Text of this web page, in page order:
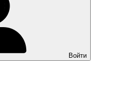
Войти